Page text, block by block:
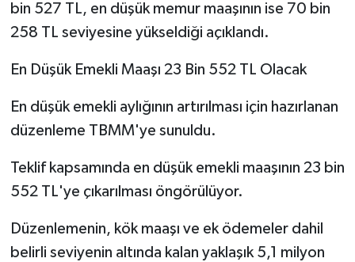
bin 527 TL, en düşük memur maaşının ise 70 bin
258 TL seviyesine yükseldiği açıklandı.
En Düşük Emekli Maaşı 23 Bin 552 TL Olacak
En düşük emekli aylığının artırılması için hazırlanan
düzenleme TBMM'ye sunuldu.
Teklif kapsamında en düşük emekli maaşının 23 bin
552 TL'ye çıkarılması öngörülüyor.
Düzenlemenin, kök maaşı ve ek ödemeler dahil
belirli seviyenin altında kalan yaklaşık 5,1 milyon